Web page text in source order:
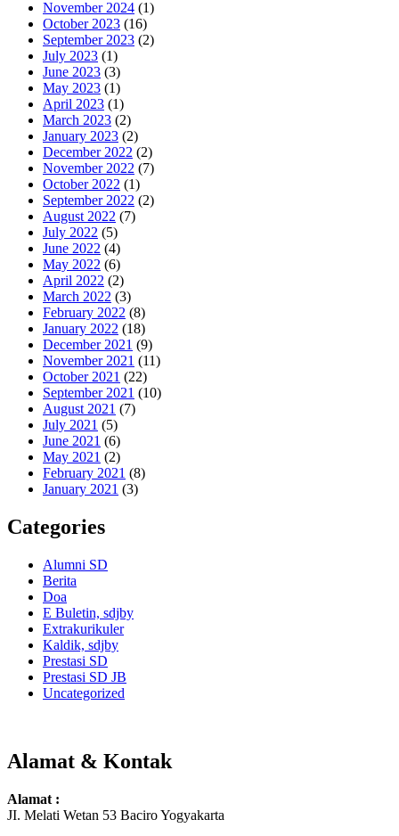
November 2024 (1)
October 2023 (16)
September 2023 (2)
July 2023 (1)
June 2023 (3)
May 2023 (1)
April 2023 (1)
March 2023 (2)
January 2023 (2)
December 2022 (2)
November 2022 (7)
October 2022 (1)
September 2022 (2)
August 2022 (7)
July 2022 (5)
June 2022 (4)
May 2022 (6)
April 2022 (2)
March 2022 (3)
February 2022 (8)
January 2022 (18)
December 2021 (9)
November 2021 (11)
October 2021 (22)
September 2021 (10)
August 2021 (7)
July 2021 (5)
June 2021 (6)
May 2021 (2)
February 2021 (8)
January 2021 (3)
Categories
Alumni SD
Berita
Doa
E Buletin, sdjby
Extrakurikuler
Kaldik, sdjby
Prestasi SD
Prestasi SD JB
Uncategorized
Alamat & Kontak
Alamat :
JI. Melati Wetan 53 Baciro Yogyakarta